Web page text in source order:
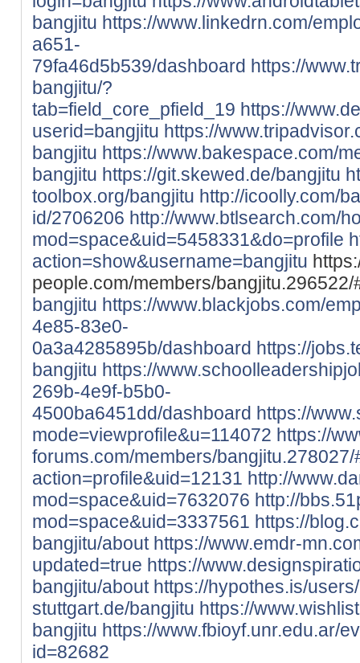
bangjitu https://www.linkedrn.com/
a651-
79fa46d5b539/dashboard https://
bangjitu/?
tab=field_core_pfield_19 https://
userid=bangjitu https://
bangjitu https://www.bakespace.com/
bangjitu https://git.skewed.de/bangjitu
toolbox.org/bangjitu http://icoolly.com/
id/2706206 http://www.btlsearch.com/
mod=space&uid=5458331&do=profile
action=show&username=bangjitu
people.com/members/bangjitu.296522/
bangjitu https://www.blackjobs.com/
4e85-83e0-
0a3a4285895b/dashboard https://
bangjitu https://
269b-4e9f-b5b0-
4500ba6451dd/dashboard https://
mode=viewprofile&u=114072 https://
forums.com/members/bangjitu.278027/
action=profile&uid=12131 http://
mod=space&uid=7632076 http://
mod=space&uid=3337561 https://
bangjitu/about https://www.emdr-
updated=true https://
bangjitu/about https://hypothes.is/
stuttgart.de/bangjitu https://
bangjitu https://www.fbioyf.unr.edu.ar/
id=82682